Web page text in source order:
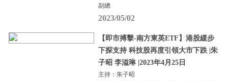
副總
2023/05/02
【即市搏擊-南方東英ETF】港股緩步
下探支持 科技股再度引領大市下跌 |朱
子昭 李溢琳 |2023年4月25日
主持：朱子昭